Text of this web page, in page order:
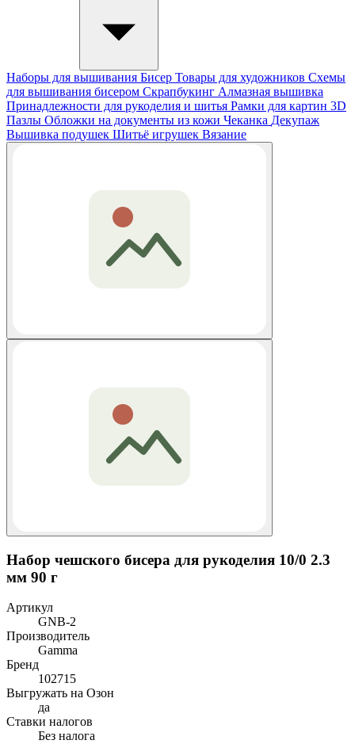
Наборы для вышивания Бисер Товары для художников Схемы
для вышивания бисером Скрапбукинг Алмазная вышивка
Принадлежности для рукоделия и шитья Рамки для картин 3D
Пазлы Обложки на документы из кожи Чеканка Декупаж
Вышивка подушек Шитьё игрушек Вязание
Набор чешского бисера для рукоделия 10/0 2.3
мм 90 г
Артикул
GNB-2
Производитель
Gamma
Бренд
102715
Выгружать на Озон
да
Ставки налогов
Без налога